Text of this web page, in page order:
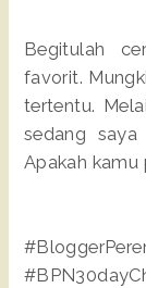
Begitulah
favorit.
tertentu.
sedang saya
Apakah